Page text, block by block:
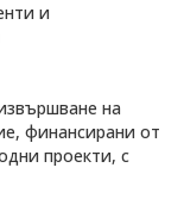
и
на
финансирани от
проекти, с